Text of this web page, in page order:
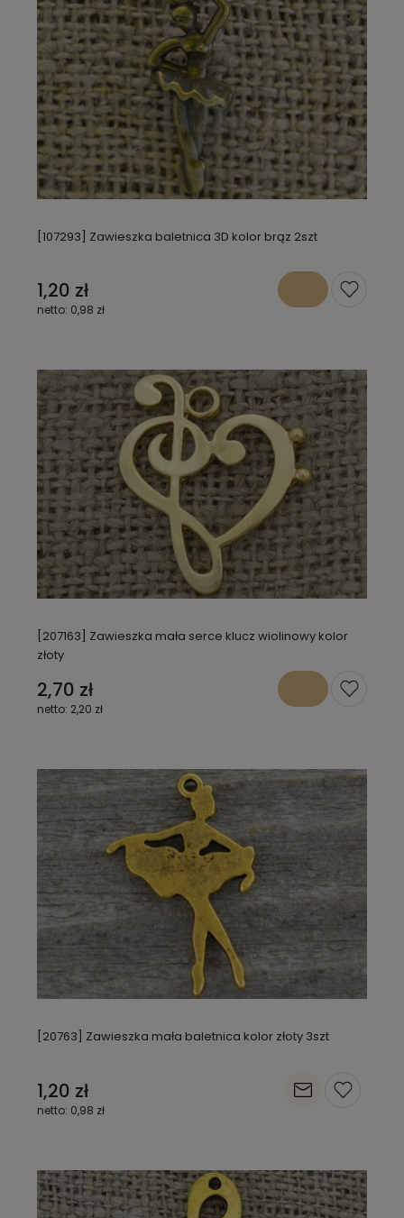
[107293] Zawieszka baletnica 3D kolor brąz 2szt
1,20 zł
0,98 zł
[207163] Zawieszka mała serce klucz wiolinowy kolor
złoty
2,70 zł
2,20 zł
[20763] Zawieszka mała baletnica kolor złoty 3szt
1,20 zł
0,98 zł